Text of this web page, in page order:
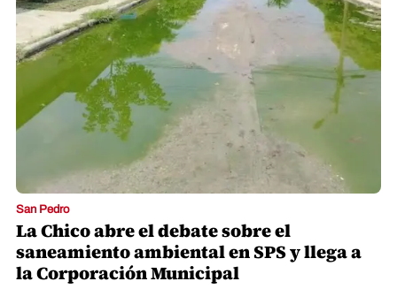
San Pedro
La Chico abre el debate sobre el
saneamiento ambiental en SPS y llega a
la Corporación Municipal